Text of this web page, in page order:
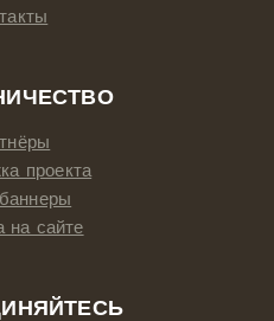
проекта
на сайте